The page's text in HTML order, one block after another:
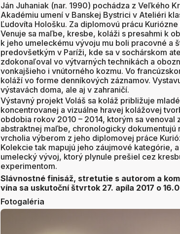
Ján Juhaniak (nar. 1990) pochádza z Veľkého
Akadémiu umení v Banskej Bystrici v Ateliéri
Ľudovíta Hološku. Za diplomovú prácu
Venuje sa maľbe, kresbe, koláži s presahmi k
k jeho umeleckému vývoju mu boli pracovné a
predovšetkým v Paríži, kde sa v sochárskom
zdokonaľoval vo výtvarných technikách a
vonkajšieho i vnútorného kozmu. Vo
koláží vo forme denníkových záznamov.
výstavách doma, ale aj v zahraničí.
Výstavný projekt Voláš sa koláž približuje
koncentrovanej a vizuálne hravej kolážovej
obdobia rokov 2010 – 2014, ktorým sa venoval
abstraktnej maľbe, chronologicky dokumentujú
vrcholia výberom z jeho diplomovej práce
Kolekcie tak mapujú jeho záujmové kategórie,
umelecký vývoj, ktorý plynule prešiel cez
experimentom.
Slávnostné finisáž, stretutie s autorom a
vína sa uskutoční štvrtok 27. apíla 2017 o
Fotogaléria